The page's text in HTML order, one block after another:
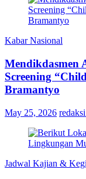
Kabar Nasional
Mendikdasmen
Screening
Bramantyo
May 25, 2026
Jadwal Kajian &